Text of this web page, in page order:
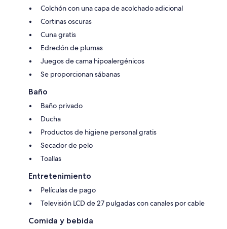
Colchón con una capa de acolchado adicional
Cortinas oscuras
Cuna gratis
Edredón de plumas
Juegos de cama hipoalergénicos
Se proporcionan sábanas
Baño
Baño privado
Ducha
Productos de higiene personal gratis
Secador de pelo
Toallas
Entretenimiento
Películas de pago
Televisión LCD de 27 pulgadas con canales por cable
Comida y bebida